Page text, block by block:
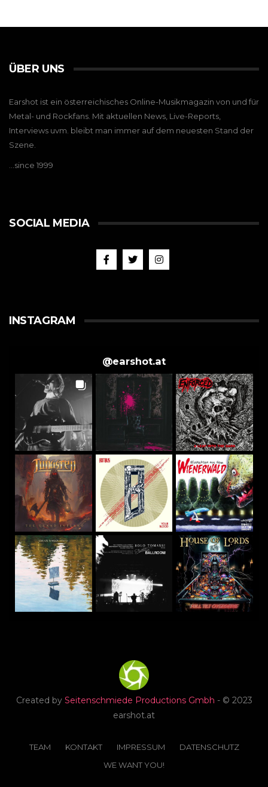
ÜBER UNS
Earshot ist ein österreichisches Online-Musikmagazin von und für
Metal- und Rockfans. Mit aktuellen News, Live-Reports,
Interviews uvm. bleibt man immer auf dem neuesten Stand der
Szene.
…since 1999
SOCIAL MEDIA
INSTAGRAM
@earshot.at
Created by Seitenschmiede Productions Gmbh - © 2023
earshot.at
TEAM KONTAKT IMPRESSUM
DATENSCHUTZ
WE WANT YOU!